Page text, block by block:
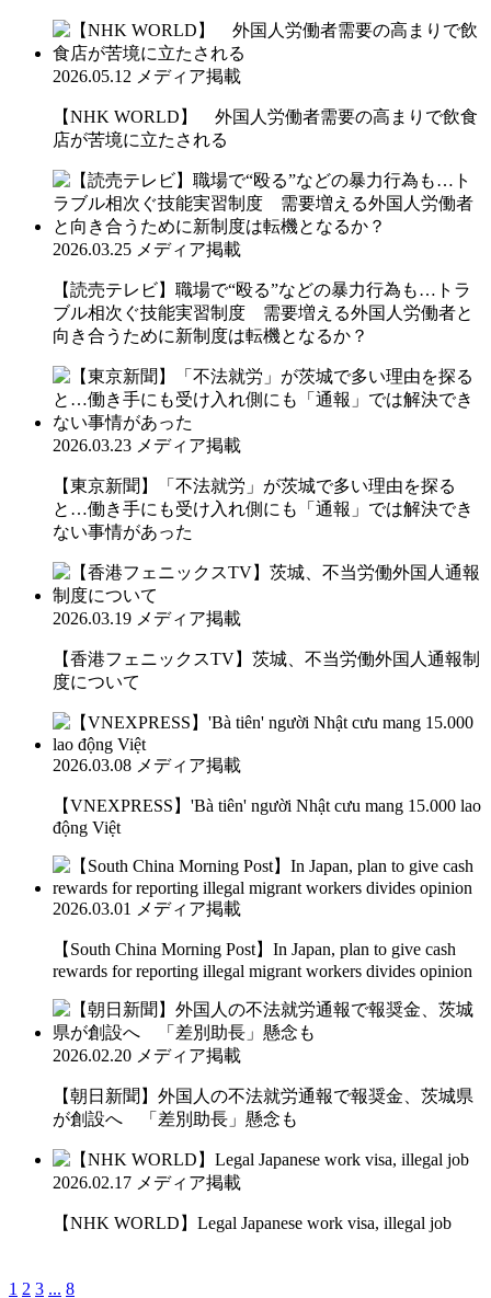
2026.05.12 メディア掲載
【NHK WORLD】 外国人労働者需要の高まりで飲食
店が苦境に立たされる
2026.03.25 メディア掲載
【読売テレビ】職場で“殴る”などの暴力行為も…トラ
ブル相次ぐ技能実習制度 需要増える外国人労働者と
向き合うために新制度は転機となるか？
2026.03.23 メディア掲載
【東京新聞】「不法就労」が茨城で多い理由を探る
と…働き手にも受け入れ側にも「通報」では解決でき
ない事情があった
2026.03.19 メディア掲載
【香港フェニックスTV】茨城、不当労働外国人通報制
度について
2026.03.08 メディア掲載
【VNEXPRESS】'Bà tiên' người Nhật cưu mang 15.000 lao
động Việt
2026.03.01 メディア掲載
【South China Morning Post】In Japan, plan to give cash
rewards for reporting illegal migrant workers divides opinion
2026.02.20 メディア掲載
【朝日新聞】外国人の不法就労通報で報奨金、茨城県
が創設へ 「差別助長」懸念も
2026.02.17 メディア掲載
【NHK WORLD】Legal Japanese work visa, illegal job
1 2 3 ... 8